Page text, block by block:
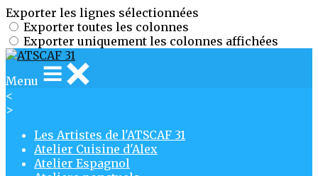
Exporter les lignes sélectionnées
Exporter toutes les colonnes
Exporter uniquement les colonnes affichées
Menu
<
>
Les Artistes de l'ATSCAF 31
Atelier Cuisine d'Alex
Atelier Espagnol